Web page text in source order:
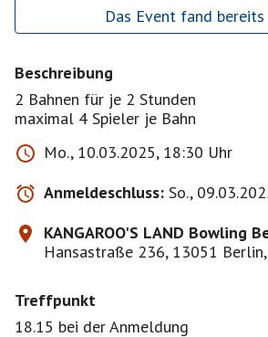
Das Event fand
Beschreibung
2 Bahnen für je 2 Stunden
maximal 4 Spieler je Bahn
Mo., 10.03.2025, 18:30 Uhr
Anmeldeschluss: So.,
KANGAROO'S LAND Bowling
Hansastraße 236, 13051
Treffpunkt
18.15 bei der Anmeldung